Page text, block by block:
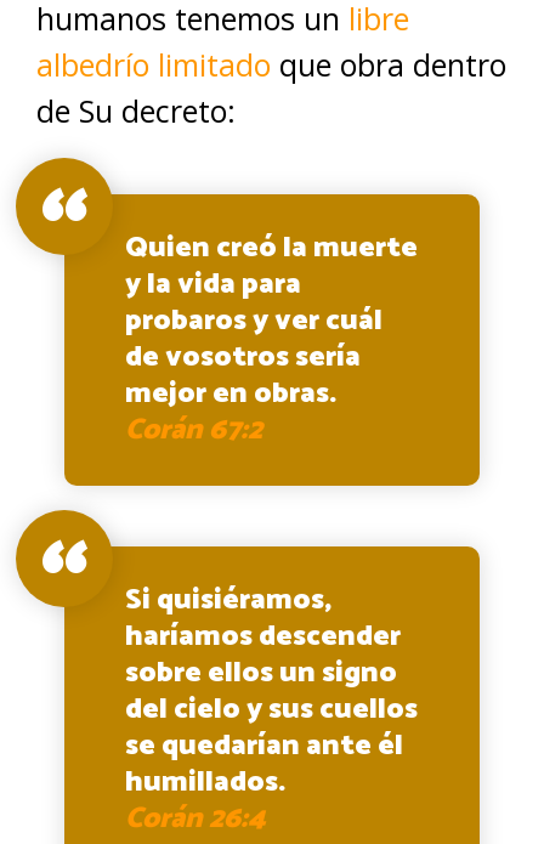
humanos tenemos un libre
albedrío limitado que obra dentro
de Su decreto:
Quien creó la muerte
y la vida para
probaros y ver cuál
de vosotros sería
mejor en obras.
Corán 67:2
Si quisiéramos,
haríamos descender
sobre ellos un signo
del cielo y sus cuellos
se quedarían ante él
humillados.
Corán 26:4